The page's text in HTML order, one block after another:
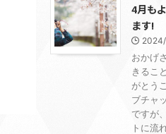
4月も
ます!
おかげ
きるこ
がとう
ブチャ
ですが
トに流